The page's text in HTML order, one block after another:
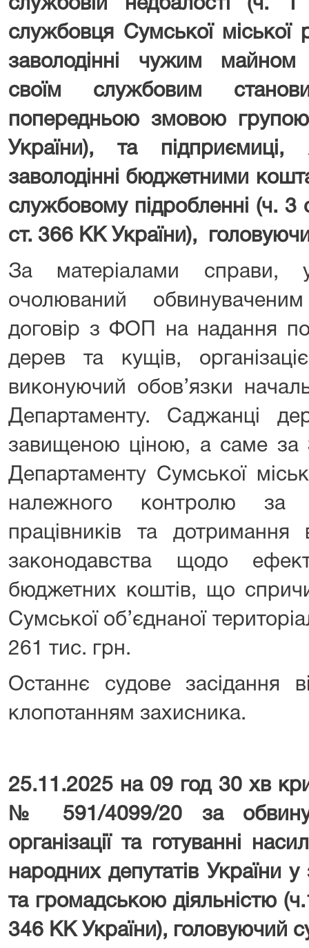
службовій недбалості (ч.
службовця Сумської міської
заволодінні чужим
своїм службовим
попередньою змовою
України), та
заволодінні бюджетними
службовому підробленні (ч. 3
ст. 366 КК України),
За матеріалами справи,
очолюваний
договір з ФОП на надання
дерев та кущів,
виконуючий обов’язки
Департаменту. Саджанці
завищеною ціною, а саме за
Департаменту Сумської
належного контролю за
працівників та
законодавства щодо
бюджетних коштів, що
Сумської об’єднаної
261 тис. грн.
Останнє судове засідання
клопотанням захисника.
25.11.2025 на 09 год 30 хв
№ 591/4099/20 за
організації та готуванні
народних депутатів України
та громадською діяльністю
346 КК України), головуючий